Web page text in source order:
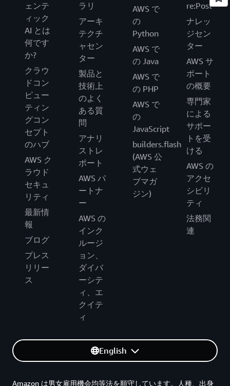
ェンテ
ィック
AI とは
何です
か?
クラウ
ドコン
ピュー
ティン
グコン
セプト
のハブ
AWS ク
ラウド
セキュ
リティ
最新情
報
ブログ
プレス
リリー
ス
ラリ
アーキ
テクチ
ャセン
ター
製品と
技術上
のよく
ある質
問
アナリ
ストレ
ポート
AWS パ
ートナ
ー
AWS の
インク
ルージ
ョン、
ダイバ
ーシテ
ィ、エ
クイテ
ィ
AWS で
の
Python
AWS で
の Java
AWS で
の PHP
AWS で
の
JavaScript
builders.flash
(AWS 公
式ウェ
ブマガ
ジン)
re:Post
ナレッ
ジセン
ター
AWS サ
ポート
の概要
専門家
による
サポー
トを受
ける
AWS の
アクセ
シビリ
ティ
法務関
連
English
Amazon は男女雇用機会均等法を順守しています。人種、出身